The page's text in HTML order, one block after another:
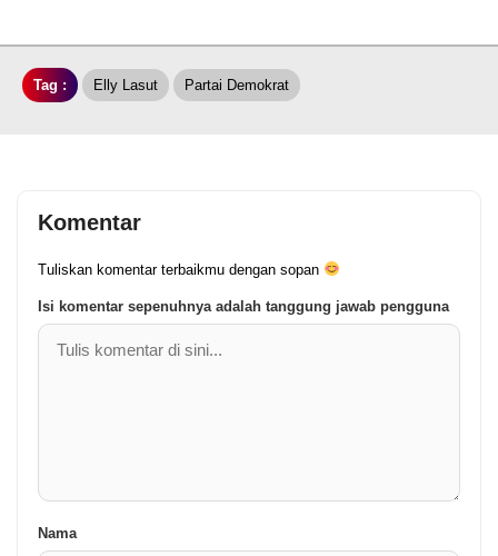
Tag : Elly Lasut Partai Demokrat
Komentar
Tuliskan komentar terbaikmu dengan sopan
Isi komentar sepenuhnya adalah tanggung jawab pengguna
Nama